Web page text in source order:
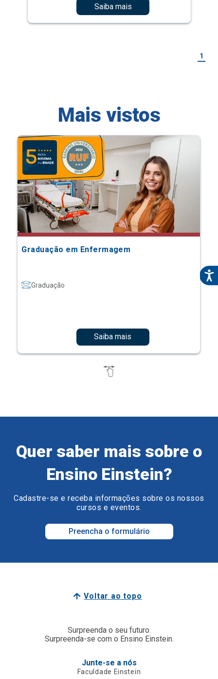
Saiba mais
1
Mais vistos
Graduação em Enfermagem
Graduação
Saiba mais
Quer saber mais sobre o
Ensino Einstein?
Cadastre-se e receba informações sobre os nossos
cursos e eventos.
Preencha o formulário
Voltar ao topo
Surpreenda o seu futuro.
Surpreenda-se com o Ensino Einstein.
Junte-se a nós
Faculdade Einstein